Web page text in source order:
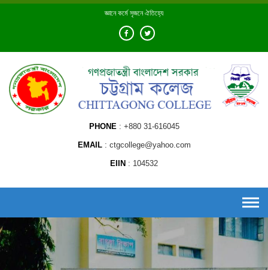
Skip
জ্ঞানে কর্মে সৃজনে ঐতিহ্যে
PHONE +880 31-616045
EMAIL ctgcollege@yahoo.com
EIIN 104532